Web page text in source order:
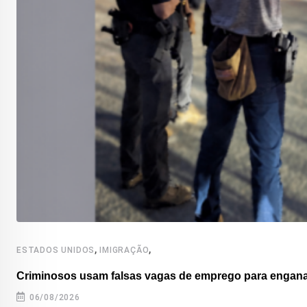
ESTADOS UNIDOS ,IMIGRAÇÃO,
Criminosos usam falsas vagas de emprego para
06/08/2026